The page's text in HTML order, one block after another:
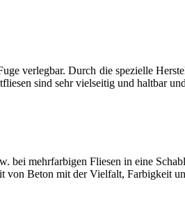
verlegbar. Durch die spezielle
sind sehr vielseitig und haltbar
bei mehrfarbigen Fliesen in eine
von Beton mit der Vielfalt, Farbigkeit